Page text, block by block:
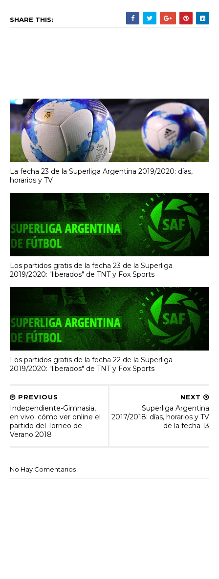
SHARE THIS:
La fecha 23 de la Superliga Argentina 2019/2020: días,
horarios y TV
Los partidos gratis de la fecha 23 de la Superliga
2019/2020: "liberados" de TNT y Fox Sports
Los partidos gratis de la fecha 22 de la Superliga
2019/2020: "liberados" de TNT y Fox Sports
NEXT
Superliga Argentina
2017/2018: días, horarios y TV
de la fecha 13
PREVIOUS
Independiente-Gimnasia,
en vivo: cómo ver online el
partido del Torneo de
Verano 2018
No Hay Comentarios :